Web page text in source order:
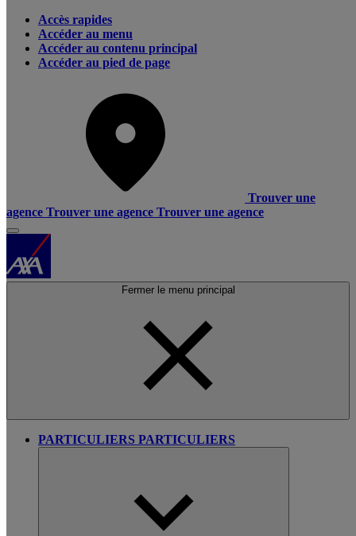
Accès rapides
Accéder au menu
Accéder au contenu principal
Accéder au pied de page
Trouver une
agence Trouver une agence Trouver une agence
Fermer le menu principal
PARTICULIERS PARTICULIERS